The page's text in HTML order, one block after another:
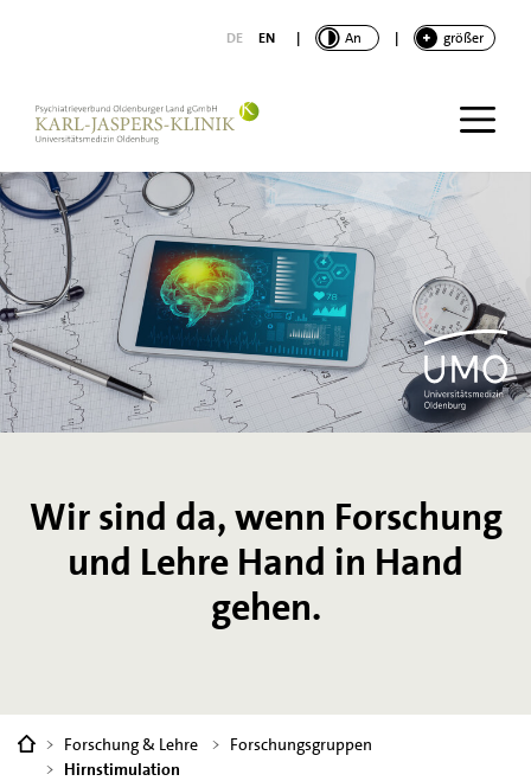
DE EN | KONTRAST
An | SCHRIFTgrößer
Wir sind da, wenn Forschung
und Lehre Hand in Hand
gehen.
Sie
sind
Forschung & Lehre
Forschungsgruppen
Hirnstimulation